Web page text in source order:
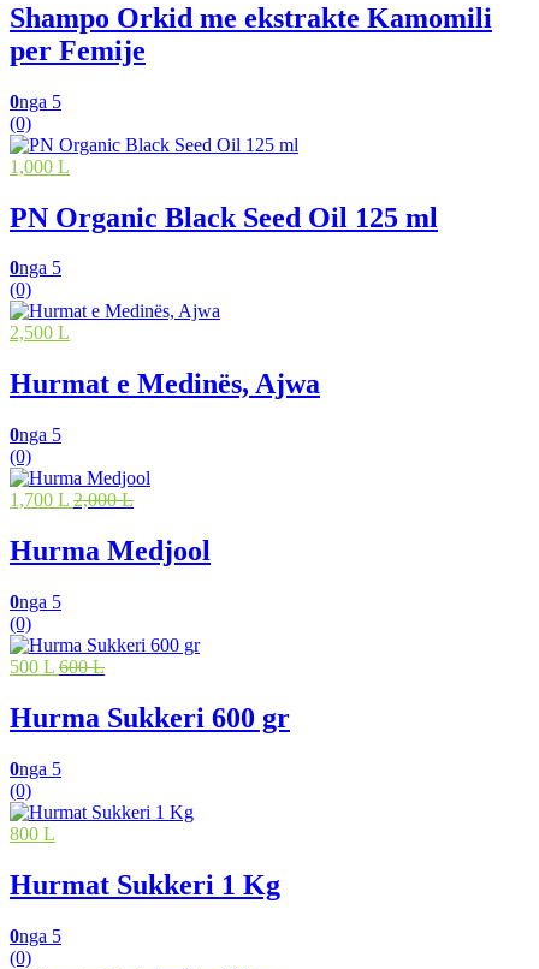
Shampo Orkid me ekstrakte Kamomili
per Femije
0nga 5
(0)
1,000 L
PN Organic Black Seed Oil 125 ml
0nga 5
(0)
2,500 L
Hurmat e Medinës, Ajwa
0nga 5
(0)
1,700 L 2,000 L
Hurma Medjool
0nga 5
(0)
500 L 600 L
Hurma Sukkeri 600 gr
0nga 5
(0)
800 L
Hurmat Sukkeri 1 Kg
0nga 5
(0)